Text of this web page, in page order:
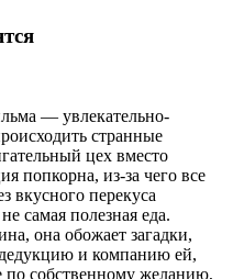
— увлекательно-
странные
цех вместо
попкорна, из-за чего все
вкусного перекуса
самая полезная еда.
она обожает загадки,
дедукцию и компанию ей,
по собственному желанию,